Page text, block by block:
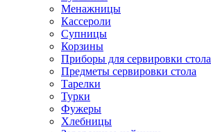
Менажницы
Кассероли
Супницы
Корзины
Приборы для сервировки стола
Предметы сервировки стола
Тарелки
Турки
Фужеры
Хлебницы